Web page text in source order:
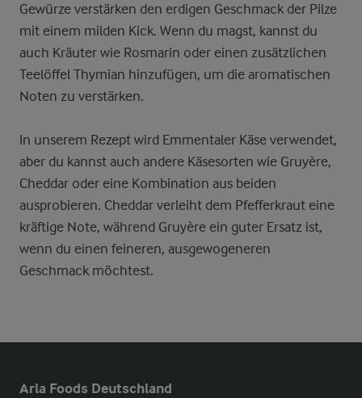
Gewürze verstärken den erdigen Geschmack der Pilze
mit einem milden Kick. Wenn du magst, kannst du
auch Kräuter wie Rosmarin oder einen zusätzlichen
Teelöffel Thymian hinzufügen, um die aromatischen
Noten zu verstärken.
In unserem Rezept wird Emmentaler Käse verwendet,
aber du kannst auch andere Käsesorten wie Gruyère,
Cheddar oder eine Kombination aus beiden
ausprobieren. Cheddar verleiht dem Pfefferkraut eine
kräftige Note, während Gruyère ein guter Ersatz ist,
wenn du einen feineren, ausgewogeneren
Geschmack möchtest.
Arla Foods Deutschland